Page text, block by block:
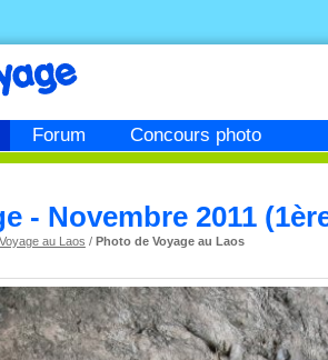
Forum Concours photo
- Novembre 2011
Voyage au Laos / Photo de Voyage au Laos